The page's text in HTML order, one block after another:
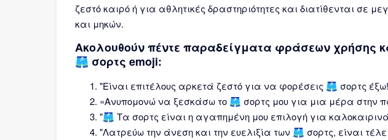
ζεστό καιρό ή για αθλητικές δραστηριότητες και διατίθενται σε
και μηκών.
Ακολουθούν πέντε παραδείγματα φράσεων χρήσης
🩳 σορτς emoji:
"Είναι επιτέλους αρκετά ζεστό για να φορέσεις 🩳 σορτς
«Ανυπομονώ να ξεσκάσω το 🩳 σορτς μου για μια μέρα στην
"🩳 Τα σορτς είναι η αγαπημένη μου επιλογή για
"Λατρεύω την άνεση και την ευελιξία των 🩳 σορτς, είναι